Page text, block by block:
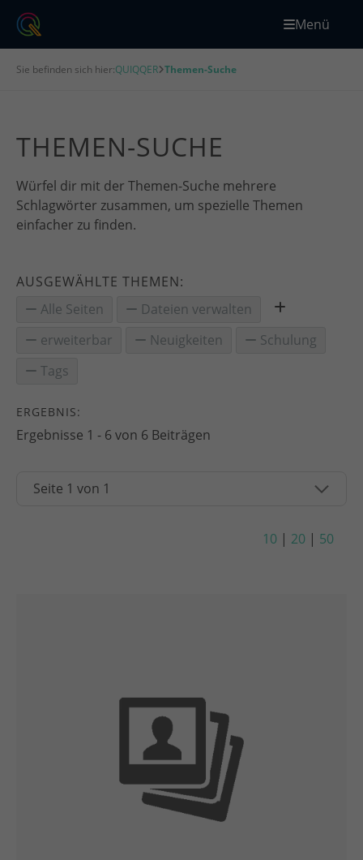
Menü
Sie befinden sich hier:QUIQQER Themen-Suche
THEMEN-SUCHE
Würfel dir mit der Themen-Suche mehrere
Schlagwörter zusammen, um spezielle Themen
einfacher zu finden.
AUSGEWÄHLTE THEMEN:
Alle Seiten
Dateien verwalten
erweiterbar
Neuigkeiten
Schulung
Tags
ERGEBNIS:
Ergebnisse 1 - 6 von 6 Beiträgen
10 | 20 | 50